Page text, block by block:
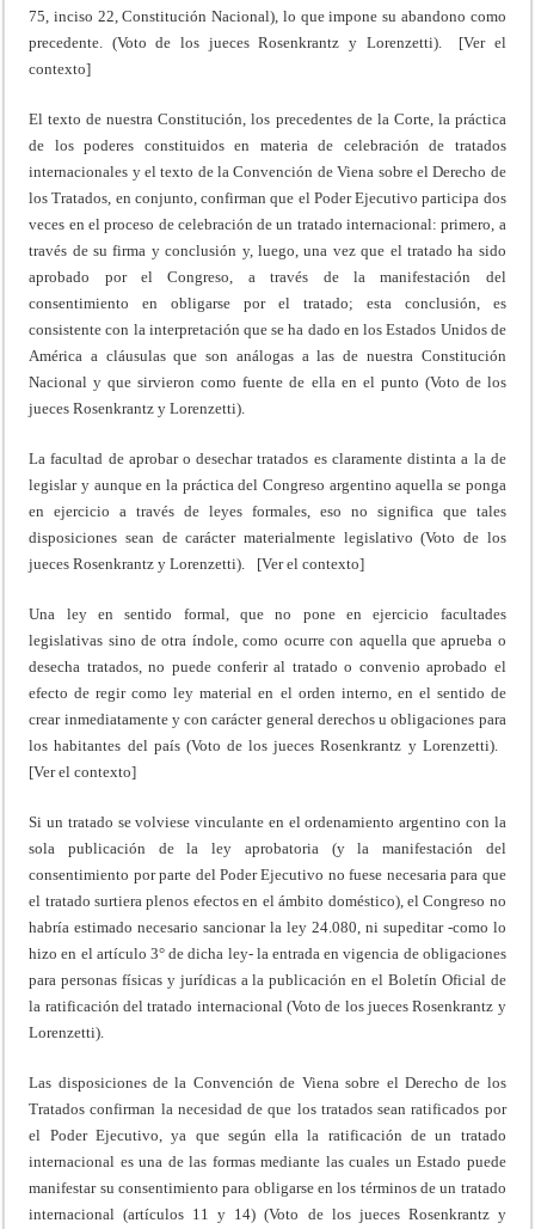
75, inciso 22, Constitución Nacional), lo que impone su abandono como
precedente. (Voto de los jueces Rosenkrantz y Lorenzetti). [Ver el
contexto]
El texto de nuestra Constitución, los precedentes de la Corte, la práctica
de los poderes constituidos en materia de celebración de tratados
internacionales y el texto de la Convención de Viena sobre el Derecho de
los Tratados, en conjunto, confirman que el Poder Ejecutivo participa dos
veces en el proceso de celebración de un tratado internacional: primero, a
través de su firma y conclusión y, luego, una vez que el tratado ha sido
aprobado por el Congreso, a través de la manifestación del
consentimiento en obligarse por el tratado; esta conclusión, es
consistente con la interpretación que se ha dado en los Estados Unidos de
América a cláusulas que son análogas a las de nuestra Constitución
Nacional y que sirvieron como fuente de ella en el punto (Voto de los
jueces Rosenkrantz y Lorenzetti).
La facultad de aprobar o desechar tratados es claramente distinta a la de
legislar y aunque en la práctica del Congreso argentino aquella se ponga
en ejercicio a través de leyes formales, eso no significa que tales
disposiciones sean de carácter materialmente legislativo (Voto de los
jueces Rosenkrantz y Lorenzetti). [Ver el contexto]
Una ley en sentido formal, que no pone en ejercicio facultades
legislativas sino de otra índole, como ocurre con aquella que aprueba o
desecha tratados, no puede conferir al tratado o convenio aprobado el
efecto de regir como ley material en el orden interno, en el sentido de
crear inmediatamente y con carácter general derechos u obligaciones para
los habitantes del país (Voto de los jueces Rosenkrantz y Lorenzetti).
[Ver el contexto]
Si un tratado se volviese vinculante en el ordenamiento argentino con la
sola publicación de la ley aprobatoria (y la manifestación del
consentimiento por parte del Poder Ejecutivo no fuese necesaria para que
el tratado surtiera plenos efectos en el ámbito doméstico), el Congreso no
habría estimado necesario sancionar la ley 24.080, ni supeditar -como lo
hizo en el artículo 3° de dicha ley- la entrada en vigencia de obligaciones
para personas físicas y jurídicas a la publicación en el Boletín Oficial de
la ratificación del tratado internacional (Voto de los jueces Rosenkrantz y
Lorenzetti).
Las disposiciones de la Convención de Viena sobre el Derecho de los
Tratados confirman la necesidad de que los tratados sean ratificados por
el Poder Ejecutivo, ya que según ella la ratificación de un tratado
internacional es una de las formas mediante las cuales un Estado puede
manifestar su consentimiento para obligarse en los términos de un tratado
internacional (artículos 11 y 14) (Voto de los jueces Rosenkrantz y